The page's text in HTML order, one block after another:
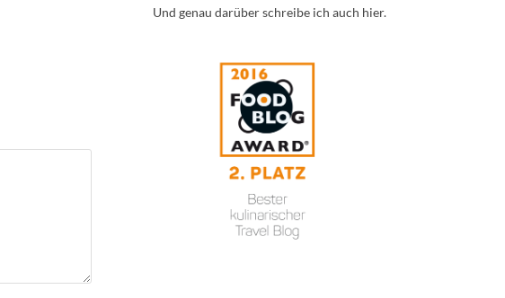
Und genau darüber schreibe ich auch hier.